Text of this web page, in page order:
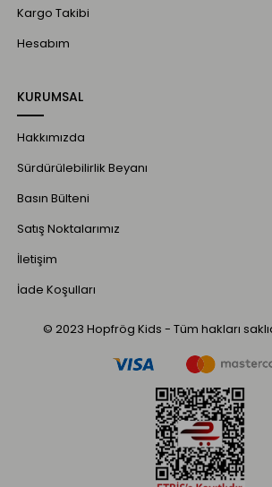
Kargo Takibi
Hesabım
KURUMSAL
Hakkımızda
Sürdürülebilirlik Beyanı
Basın Bülteni
Satış Noktalarımız
İletişim
İade Koşulları
© 2023 Hopfrög Kids - Tüm hakları